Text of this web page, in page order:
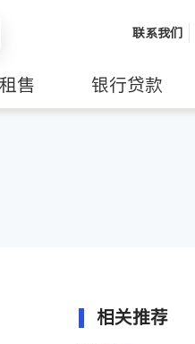
联系我们
售 银行贷款
相关推荐